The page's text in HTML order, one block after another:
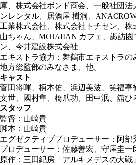
庫、株式会社ボンド商会、一般社団
ンレンタル、居酒屋 樹洞、
工業株式会社、株式会社トチセン、
山ちゃん、MOJAIIAN カフェ、諏訪圏
ン、今井建設株式会社
エキストラ協力：舞鶴市エキストラ
地方総監部のみなさま、他。
キャスト
菅田将暉、柄本佑、浜辺美波、笑福亭
文世、國村隼、橋爪功、田中泯、舘ひ
スタッフ
監督：山崎貴
脚本：山崎貴
エグゼクティブプロデューサー：阿部
プロデューサー：佐藤善宏、守屋圭一
原作：三田紀房「アルキメデスの大